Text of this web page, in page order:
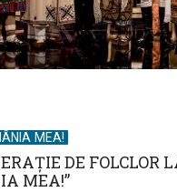
MEA!
DE FOLCLOR
MEA!”